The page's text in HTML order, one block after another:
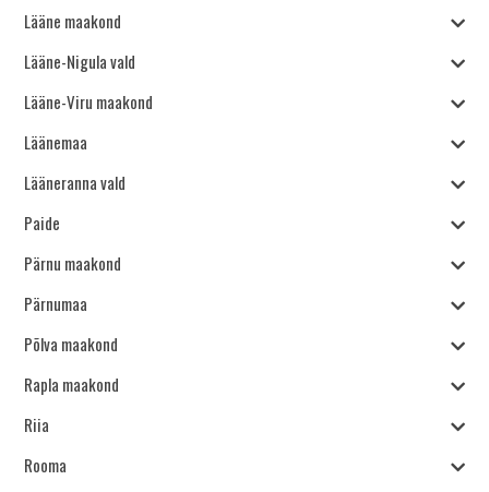
Lääne maakond
Lääne-Nigula vald
Lääne-Viru maakond
Läänemaa
Lääneranna vald
Paide
Pärnu maakond
Pärnumaa
Põlva maakond
Rapla maakond
Riia
Rooma